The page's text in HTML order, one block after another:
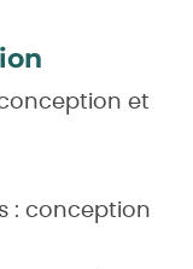
et
: conception